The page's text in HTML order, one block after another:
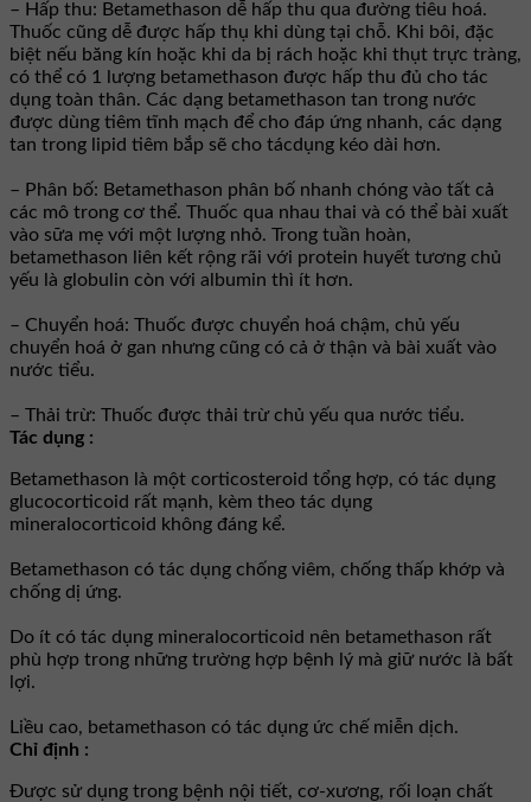
– Hấp thu: Betamethason dễ hấp thu qua đường tiêu hoá.
Thuốc cũng dễ được hấp thụ khi dùng tại chỗ. Khi bôi, đặc
biệt nếu băng kín hoặc khi da bị rách hoặc khi thụt trực tràng,
có thể có 1 lượng betamethason được hấp thu đủ cho tác
dụng toàn thân. Các dạng betamethason tan trong nước
được dùng tiêm tĩnh mạch để cho đáp ứng nhanh, các dạng
tan trong lipid tiêm bắp sẽ cho tácdụng kéo dài hơn.
– Phân bố: Betamethason phân bố nhanh chóng vào tất cả
các mô trong cơ thể. Thuốc qua nhau thai và có thể bài xuất
vào sữa mẹ với một lượng nhỏ. Trong tuần hoàn,
betamethason liên kết rộng rãi với protein huyết tương chủ
yếu là globulin còn với albumin thì ít hơn.
– Chuyển hoá: Thuốc được chuyển hoá chậm, chủ yếu
chuyển hoá ở gan nhưng cũng có cả ở thận và bài xuất vào
nước tiểu.
– Thải trừ: Thuốc được thải trừ chủ yếu qua nước tiểu.
Tác dụng :
Betamethason là một corticosteroid tổng hợp, có tác dụng
glucocorticoid rất mạnh, kèm theo tác dụng
mineralocorticoid không đáng kể.
Betamethason có tác dụng chống viêm, chống thấp khớp và
chống dị ứng.
Do ít có tác dụng mineralocorticoid nên betamethason rất
phù hợp trong những trường hợp bệnh lý mà giữ nước là bất
lợi.
Liều cao, betamethason có tác dụng ức chế miễn dịch.
Chỉ định :
Ðược sử dụng trong bệnh nội tiết, cơ-xương, rối loạn chất